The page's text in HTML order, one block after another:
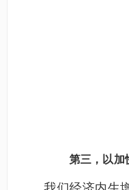
第三，以加